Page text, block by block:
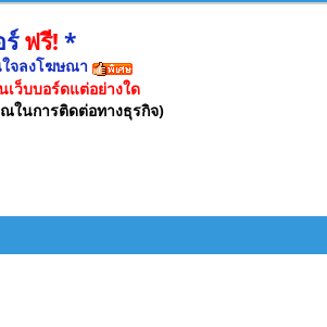
ร์ฟรี! *
จลงโฆษณา
ว็บบอร์ดแต่อย่างใด
ในการติดต่อทางธุรกิจ)